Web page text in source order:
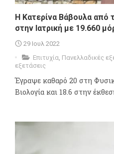
Η Κατερίνα Βάβουλα
στην Ιατρική με 19.660
29 Ιουλ 2022
Επιτυχία Πανελλαδικές
εξετάσεις
Έγραψε καθαρό 20 στη
Βιολογία και 18.6 στην